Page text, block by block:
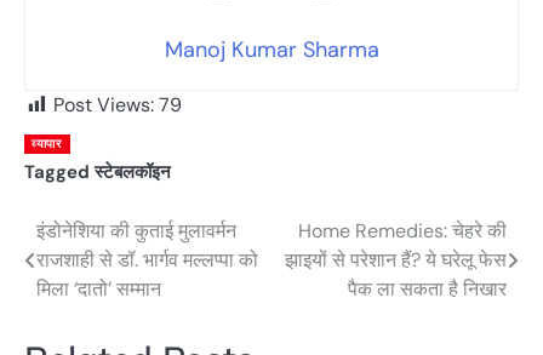
Manoj Kumar Sharma
Post Views:79
व्यापार
Taggedस्टेबलकॉइन
Post
navigation
इंडोनेशिया की कुताई मुलावर्मन
राजशाही से डॉ. भार्गव मल्लप्पा को
मिला ‘दातो’ सम्मान
Home Remedies: चेहरे की
झाइयों से परेशान हैं? ये घरेलू फेस
पैक ला सकता है निखार